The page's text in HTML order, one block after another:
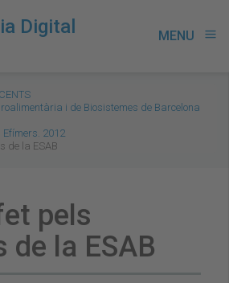
Digital
MENU menu
i de Biosistemes de Barcelona
2012
de la ESAB
pels
de la ESAB